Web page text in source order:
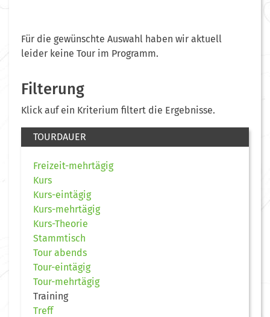
Für die gewünschte Auswahl haben wir aktuell
leider keine Tour im Programm.
Filterung
Klick auf ein Kriterium filtert die Ergebnisse.
TOURDAUER
Freizeit-mehrtägig
Kurs
Kurs-eintägig
Kurs-mehrtägig
Kurs-Theorie
Stammtisch
Tour abends
Tour-eintägig
Tour-mehrtägig
Training
Treff